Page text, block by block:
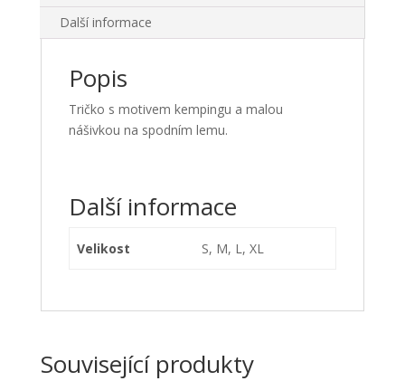
Další informace
Popis
Tričko s motivem kempingu a malou
nášivkou na spodním lemu.
Další informace
Velikost S, M, L, XL
Související produkty